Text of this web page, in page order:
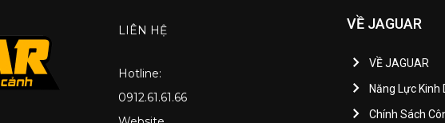
LIÊN HỆ
Hotline:
0912.61.61.66
VỀ JAGUAR
VỀ JAGUAR
Năng Lực Kinh
Chính Sách